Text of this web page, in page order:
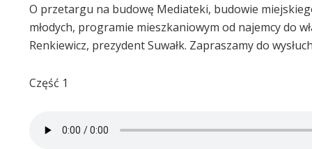
O przetargu na budowę Mediateki, budowie
młodych, programie mieszkaniowym od najemcy do
Renkiewicz, prezydent Suwałk. Zapraszamy do
Część 1